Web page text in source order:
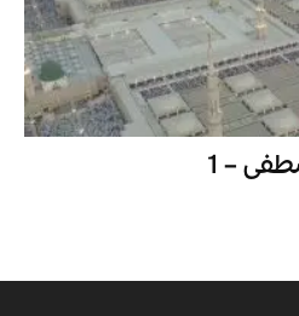
– 1